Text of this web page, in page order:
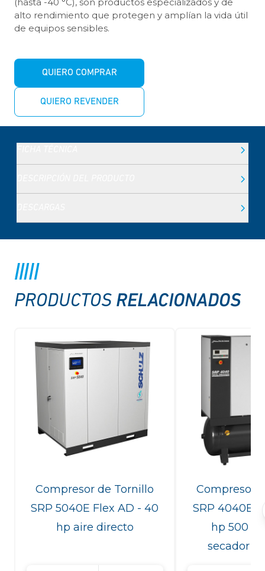
alto rendimiento que protegen y amplían la vida útil
de equipos sensibles.
QUIERO COMPRAR
QUIERO REVENDER
PRODUCTOS RELACIONADOS
Compresor de Tornillo
SRP 5040E Flex AD - 40
hp aire directo
Compresor
SRP 4040E
hp 500
secador